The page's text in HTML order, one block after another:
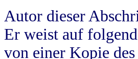
Autor dieser
Er weist auf
von einer Kopie